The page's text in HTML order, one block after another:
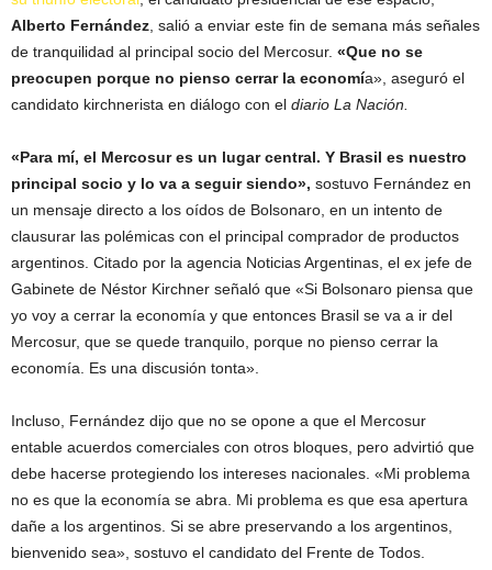
Alberto Fernández , salió a enviar este fin de semana más señales
de tranquilidad al principal socio del Mercosur. «Que no se
preocupen porque no pienso cerrar la economía», aseguró el
candidato kirchnerista en diálogo con el diario La Nación.
«Para mí, el Mercosur es un lugar central. Y Brasil es nuestro
principal socio y lo va a seguir siendo», sostuvo Fernández en
un mensaje directo a los oídos de Bolsonaro, en un intento de
clausurar las polémicas con el principal comprador de productos
argentinos. Citado por la agencia Noticias Argentinas, el ex jefe de
Gabinete de Néstor Kirchner señaló que «Si Bolsonaro piensa que
yo voy a cerrar la economía y que entonces Brasil se va a ir del
Mercosur, que se quede tranquilo, porque no pienso cerrar la
economía. Es una discusión tonta».
Incluso, Fernández dijo que no se opone a que el Mercosur
entable acuerdos comerciales con otros bloques, pero advirtió que
debe hacerse protegiendo los intereses nacionales. «Mi problema
no es que la economía se abra. Mi problema es que esa apertura
dañe a los argentinos. Si se abre preservando a los argentinos,
bienvenido sea», sostuvo el candidato del Frente de Todos.